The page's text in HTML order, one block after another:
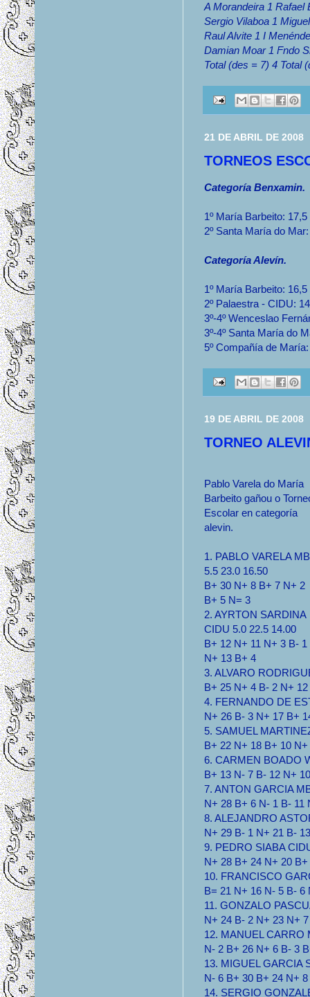
A Morandeira 1 Rafael
Sergio Vilaboa 1
Raul Alvite 1 I
Damian Moar 1 Fndo
Total (des = 7) 4 Total
21 DE ABRIL DE 2008
TORNEOS
Categoría Benxamin.
1º María Barbeito: 17,5
2º Santa María do
Categoría Alevín.
1º María Barbeito: 16,5
2º Palaestra - CIDU: 14
3º-4º Wenceslao
3º-4º Santa María do
5º Compañía de
19 DE ABRIL DE 2008
TORNEO
Pablo Varela do María
Barbeito gañou o
Escolar en categoría
alevin.
1. PABLO VARELA MB
5.5 23.0 16.50
B+ 30 N+ 8 B+ 7 N+ 2
B+ 5 N= 3
2. AYRTON SARDINA
CIDU 5.0 22.5 14.00
B+ 12 N+ 11 N+ 3 B- 1
N+ 13 B+ 4
3. ALVARO
B+ 25 N+ 4 B- 2 N+
4. FERNANDO DE
N+ 26 B- 3 N+ 17 B+
5. SAMUEL
B+ 22 N+ 18 B+ 10
6. CARMEN BOADO
B+ 13 N- 7 B- 12 N+
7. ANTON GARCIA
N+ 28 B+ 6 N- 1 B- 11
8. ALEJANDRO
N+ 29 B- 1 N+ 21 B-
9. PEDRO SIABA
N+ 28 B+ 24 N+ 20 B+
10. FRANCISCO
B= 21 N+ 16 N- 5 B- 6
11. GONZALO
N+ 24 B- 2 N+ 23 N+
12. MANUEL CARRO
N- 2 B+ 26 N+ 6 B- 3
13. MIGUEL GARCIA
N- 6 B+ 30 B+ 24 N+
14. SERGIO